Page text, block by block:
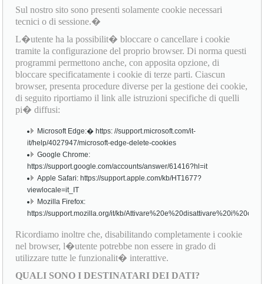
Sul nostro sito sono presenti solamente cookie necessari
tecnici o di sessione.�
L�utente ha la possibilit� bloccare o cancellare i cookie
tramite la configurazione del proprio browser. Di norma questi
programmi permettono anche, con apposita opzione, di
bloccare specificatamente i cookie di terze parti. Ciascun
browser, presenta procedure diverse per la gestione dei cookie,
di seguito riportiamo il link alle istruzioni specifiche di quelli
pi� diffusi:
Microsoft Edge:� https: //support.microsoft.com/it-
it/help/4027947/microsoft-edge-delete-cookies
Google Chrome:
https://support.google.com/accounts/answer/61416?hl=it
Apple Safari: https://support.apple.com/kb/HT1677?
viewlocale=it_IT
Mozilla Firefox:
https://support.mozilla.org/it/kb/
Ricordiamo inoltre che, disabilitando completamente i cookie
nel browser, l�utente potrebbe non essere in grado di
utilizzare tutte le funzionalit� interattive.
QUALI SONO I DESTINATARI DEI DATI?